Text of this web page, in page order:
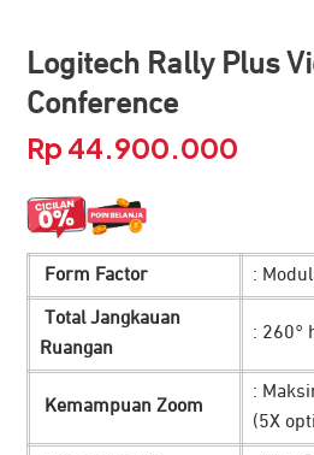
Logitech Rally Plus
Conference
Rp 44.900.000
Form Factor :
Total Jangkauan
Ruangan
: 260°
Kemampuan Zoom
:
(5X